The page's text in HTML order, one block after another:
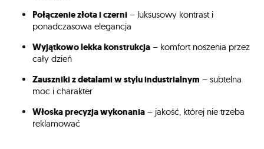
Połączenie złota i czerni – luksusowy kontrast i
ponadczasowa elegancja
Wyjątkowo lekka konstrukcja – komfort noszenia przez
cały dzień
Zauszniki z detalami w stylu industrialnym – subtelna
moc i charakter
Włoska precyzja wykonania – jakość, której nie trzeba
reklamować